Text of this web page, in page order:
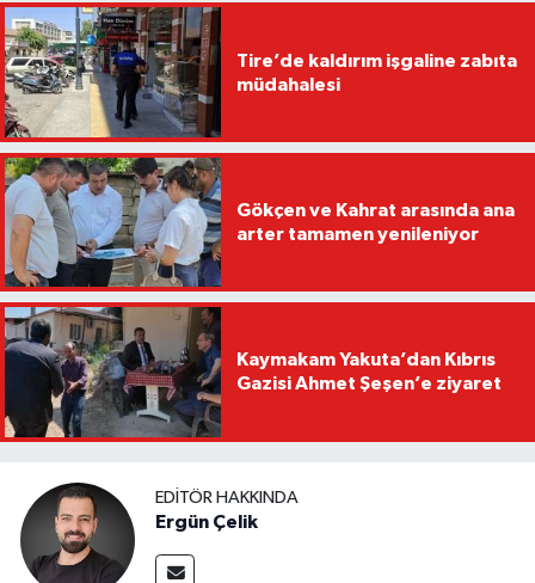
Tire’de kaldırım işgaline zabıta
müdahalesi
Gökçen ve Kahrat arasında ana
arter tamamen yenileniyor
Kaymakam Yakuta’dan Kıbrıs
Gazisi Ahmet Şeşen’e ziyaret
EDITÖR HAKKINDA
Ergün Çelik